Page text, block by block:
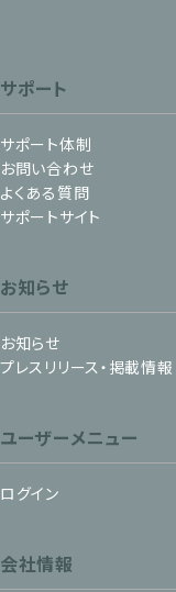
サポート
サポート体制
お問い合わせ
よくある質問
サポートサイト
お知らせ
お知らせ
プレスリリース・掲載情報
ユーザーメニュー
ログイン
会社情報